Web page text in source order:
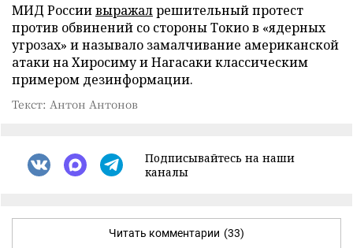
МИД Россиивыражалрешительный протест
против обвинений со стороны Токио в «ядерных
угрозах» и называло замалчивание американской
атаки на Хиросиму и Нагасаки классическим
примером дезинформации.
Текст: Антон Антонов
Подписывайтесь на наши
каналы
Читать комментарии (33)